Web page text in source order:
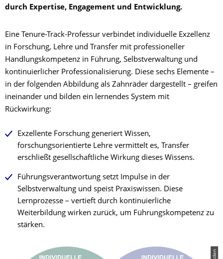
durch Expertise, Engagement und Entwicklung.
Eine Tenure-Track-Professur verbindet individuelle Exzellenz
in Forschung, Lehre und Transfer mit professioneller
Handlungskompetenz in Führung, Selbstverwaltung und
kontinuierlicher Professionalisierung. Diese sechs Elemente –
in der folgenden Abbildung als Zahnräder dargestellt – greifen
ineinander und bilden ein lernendes System mit
Rückwirkung:
Exzellente Forschung generiert Wissen,
forschungsorientierte Lehre vermittelt es, Transfer
erschließt gesellschaftliche Wirkung dieses Wissens.
Führungsverantwortung setzt Impulse in der
Selbstverwaltung und speist Praxiswissen. Diese
Lernprozesse – vertieft durch kontinuierliche
Weiterbildung wirken zurück, um Führungskompetenz zu
stärken.